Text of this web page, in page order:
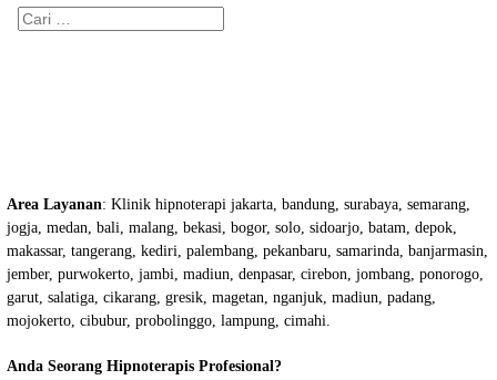
Cari
Area Layanan: Klinik hipnoterapi jakarta, bandung, surabaya, semarang,
jogja, medan, bali, malang, bekasi, bogor, solo, sidoarjo, batam, depok,
makassar, tangerang, kediri, palembang, pekanbaru, samarinda, banjarmasin,
jember, purwokerto, jambi, madiun, denpasar, cirebon, jombang, ponorogo,
garut, salatiga, cikarang, gresik, magetan, nganjuk, madiun, padang,
mojokerto, cibubur, probolinggo, lampung, cimahi.
Anda Seorang Hipnoterapis Profesional?